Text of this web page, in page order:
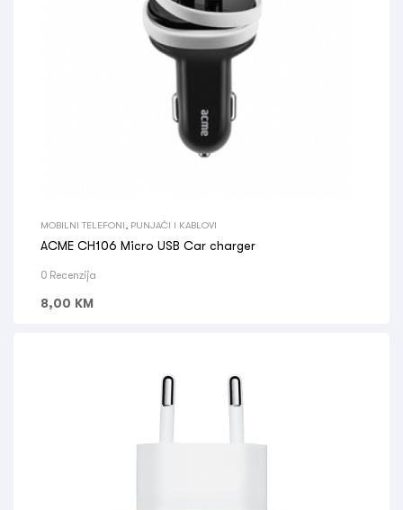
MOBILNI TELEFONI PUNJAČI I KABLOVI
ACME CH106 Micro USB Car charger
0 Recenzija
8,00 KM